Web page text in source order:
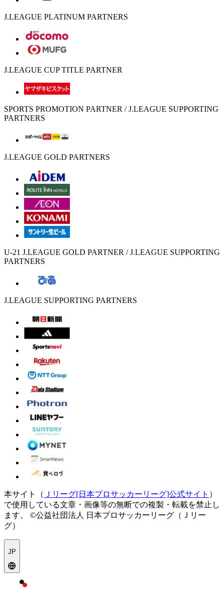
J.LEAGUE PLATINUM PARTNERS
J.LEAGUE CUP TITLE PARTNER
SPORTS PROMOTION PARTNER / J.LEAGUE SUPPORTING
PARTNERS
J.LEAGUE GOLD PARTNERS
U-21 J.LEAGUE GOLD PARTNER / J.LEAGUE SUPPORTING
PARTNERS
J.LEAGUE SUPPORTING PARTNERS
本サイト（ Ｊリーグ[日本プロサッカーリーグ]公式サイト ）
で使用している文章・画像等の無断での複製・転載を禁止し
ます。
©公益社団法人 日本プロサッカーリーグ（Ｊリー
グ）
JP